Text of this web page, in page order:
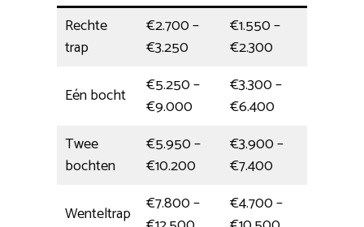
Rechte
trap
€2.700 –
€3.250
€1.550 –
€2.300
Eén bocht
€5.250 –
€9.000
€3.300 –
€6.400
Twee
bochten
€5.950 –
€10.200
€3.900 –
€7.400
Wenteltrap
€7.800 –
€4.700 –